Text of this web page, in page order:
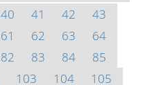
40 41 42
43
61 62 63
64
82 83 84
85
103 104
105